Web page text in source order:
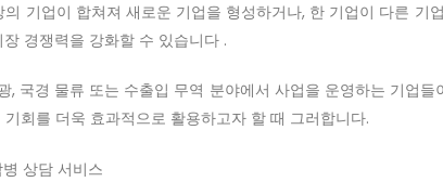
기업이 합쳐져 새로운 기업을 형성하거나, 한 기업이 다른
경쟁력을 강화할 수 있습니다 .
, 국경 물류 또는 수출입 무역 분야에서 사업을 운영하는 기업
회를 더욱 효과적으로 활용하고자 할 때 그러합니다.